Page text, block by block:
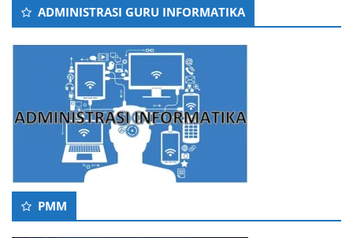
ADMINISTRASI GURU INFORMATIKA
PMM